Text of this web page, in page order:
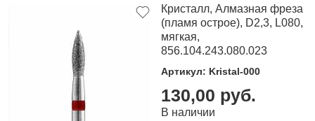
Кристалл, Алмазная фреза
(пламя острое), D2,3, L080,
мягкая,
856.104.243.080.023
Артикул: Kristal-000
130,00 руб.
В наличии